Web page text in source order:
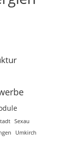
Sexau
Umkirch